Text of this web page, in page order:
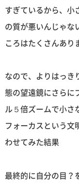
すぎているから、小
の質が悪いんじゃな
ころはたくさんあり
なので、よりはっき
態の望遠鏡にさらに
ル５倍ズームで小さ
フォーカスという文
わせてみた結果
最終的に自分の目？